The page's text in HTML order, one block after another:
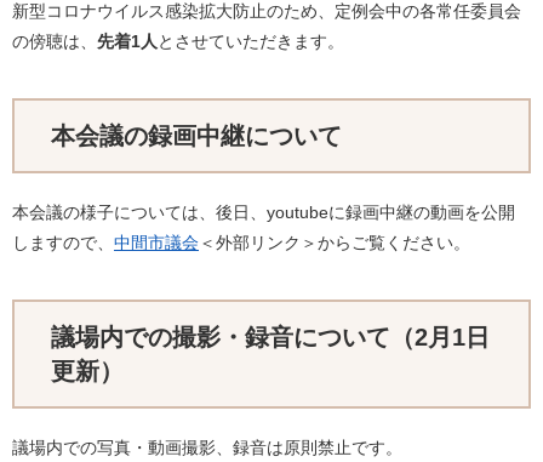
新型コロナウイルス感染拡大防止のため、定例会中の各常任委員会
の傍聴は、 先着1人 とさせていただきます。
本会議の録画中継について
本会議の様子については、後日、youtubeに録画中継の動画を公開
しますので、 中間市議会＜外部リンク＞​からご覧ください。
議場内での撮影・録音について（2月1日
更新）
議場内での写真・動画撮影、録音は原則禁止です。